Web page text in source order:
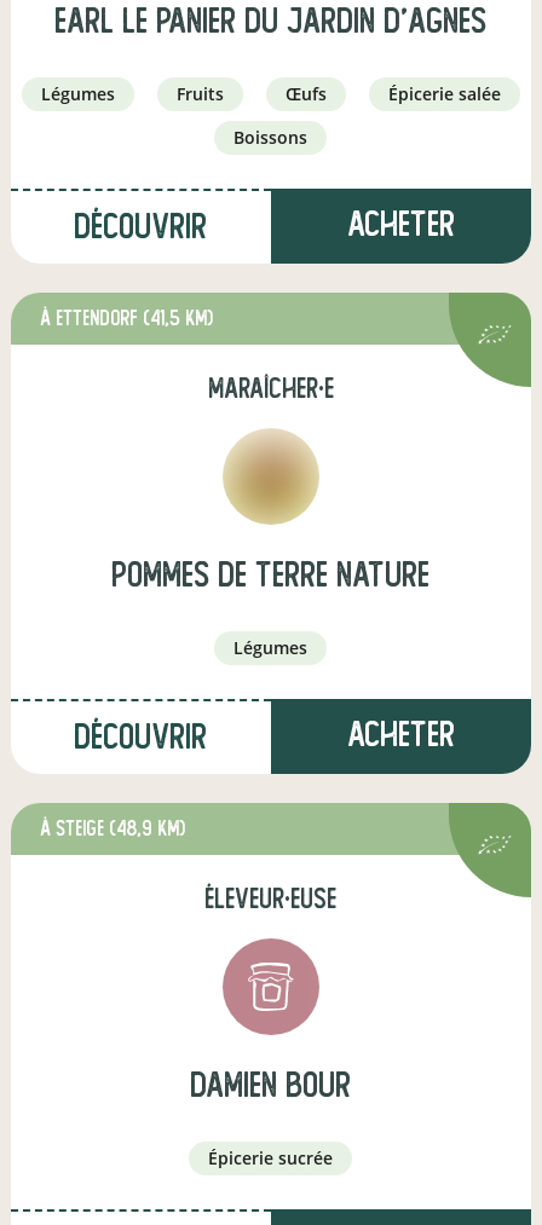
EARL le panier du jardin d'agnes
légumes fruits œufs
épicerie salée
boissons
Découvrir Acheter
à Ettendorf (41,5 km)
maraîcher·e
Pommes de Terre Nature
légumes
Découvrir Acheter
à Steige (48,9 km)
éleveur·euse
damien bour
épicerie sucrée